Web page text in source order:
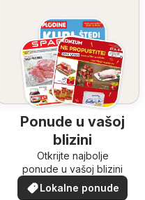
Ponude u vašoj
blizini
Otkrijte najbolje
ponude u vašoj blizini
Lokalne ponude